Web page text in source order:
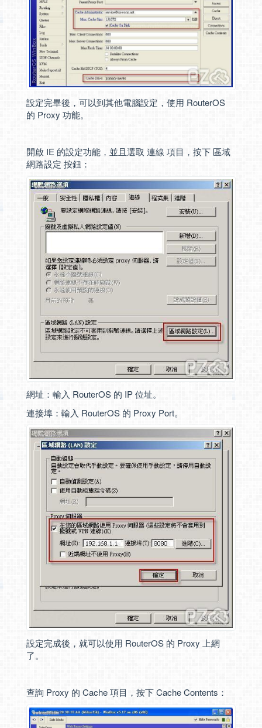
設定完畢後，可以到其他電腦設定，使用 RouterOS
的 Proxy 功能。
開啟 IE 的設定功能，並且選取 連線 項目，按下 區域
網路設定 按鈕：
網址：輸入 RouterOS 的 IP 位址。
連接埠：輸入 RouterOS 的 Proxy Port。
設定完成後，就可以使用 RouterOS 的 Proxy 上網
了。
查詢 Proxy 的 Cache 項目，按下 Cache Contents：